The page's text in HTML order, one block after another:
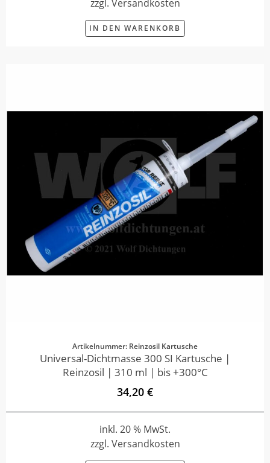
zzgl. Versandkosten
IN DEN WARENKORB
Artikelnummer: Reinzosil Kartusche
Universal-Dichtmasse 300 SI Kartusche |
Reinzosil | 310 ml | bis +300°C
34,20 €
inkl. 20 % MwSt.
zzgl. Versandkosten